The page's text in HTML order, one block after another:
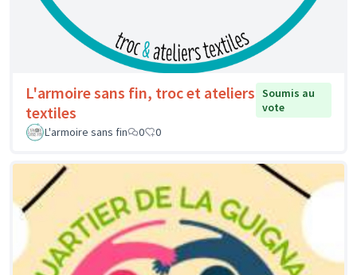
L'armoire sans fin, troc et ateliers
textiles
Soumis au
vote
L'armoire sans fin
0 0